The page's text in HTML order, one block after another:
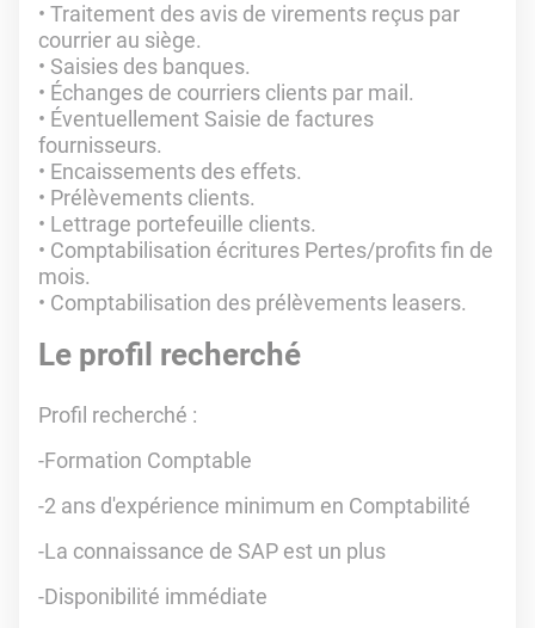
• Traitement des avis de virements reçus par
courrier au siège.
• Saisies des banques.
• Échanges de courriers clients par mail.
• Éventuellement Saisie de factures
fournisseurs.
• Encaissements des effets.
• Prélèvements clients.
• Lettrage portefeuille clients.
• Comptabilisation écritures Pertes/profits fin de
mois.
• Comptabilisation des prélèvements leasers.
Le profil recherché
Profil recherché :
-Formation Comptable
-2 ans d'expérience minimum en Comptabilité
-La connaissance de SAP est un plus
-Disponibilité immédiate